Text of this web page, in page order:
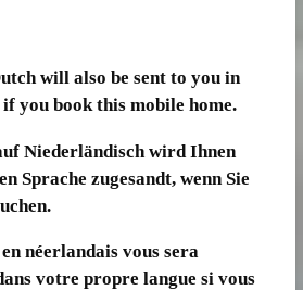
will also be sent to you in
you book this mobile home.
Niederländisch wird Ihnen
Sprache zugesandt, wenn Sie
néerlandais vous sera
votre propre langue si vous